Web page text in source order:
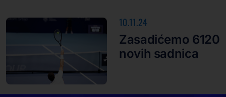
10.11.24
Zasadićemo 6120
novih sadnica